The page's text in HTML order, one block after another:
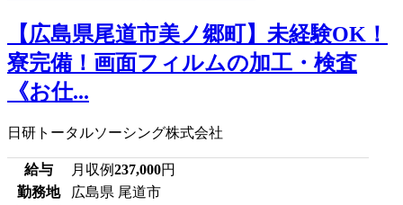
【広島県尾道市美ノ郷町】未経験OK！
寮完備！画面フィルムの加工・検査
《お仕...
日研トータルソーシング株式会社
給与 月収例237,000円
勤務地
広島県 尾道市